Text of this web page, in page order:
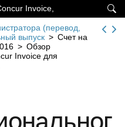

Invoice,
(перевод,
выпуск > Счет на
> Обзор
Invoice для